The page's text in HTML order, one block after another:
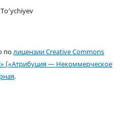
полицензии Creative Commons
(«Атрибуция — Некоммерческое
.